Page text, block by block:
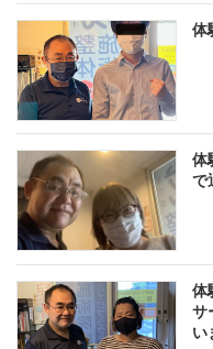
体
体
で
体
サ
い